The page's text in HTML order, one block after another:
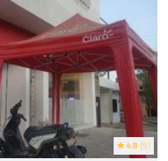
4.8 (5)